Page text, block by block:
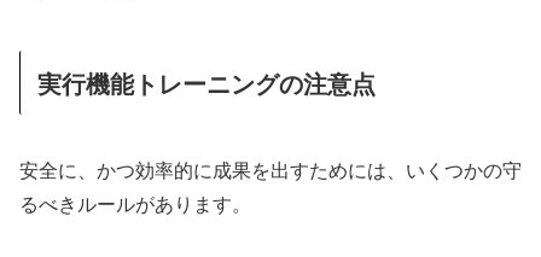
実行機能トレーニングの注意点
安全に、かつ効率的に成果を出すためには、いくつかの守
るべきルールがあります。